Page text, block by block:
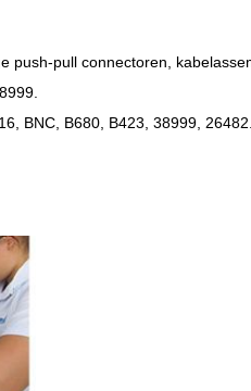
push-pull connectoren,
BNC, B680, B423, 38999, 26482.